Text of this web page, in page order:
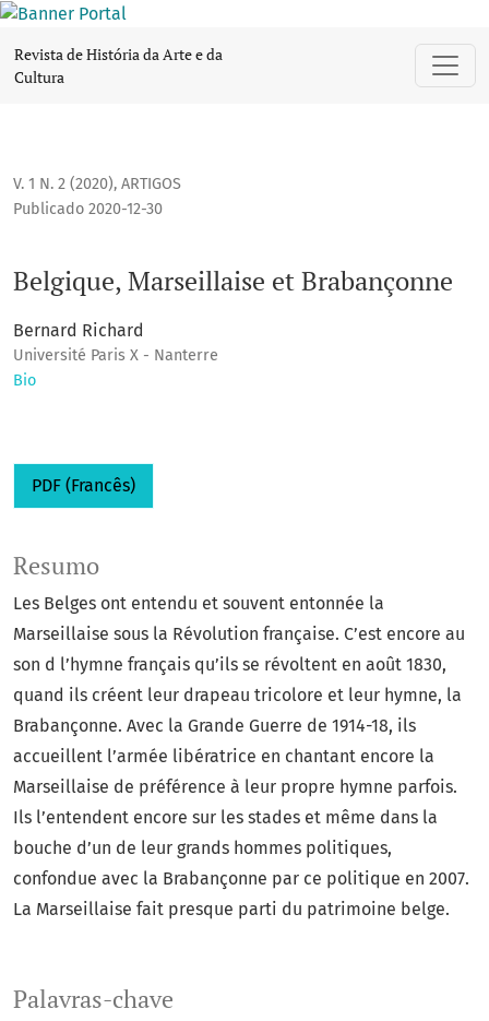
Revista de História da Arte e da
Cultura
V. 1 N. 2 (2020), ARTIGOS
Belgique, Marseillaise et Brabançonne
Publicado 2020-12-30
Bernard Richard
Université Paris X - Nanterre
Bio
PDF (Francês)
Palavras-chave
Resumo
Les Belges ont entendu et souvent entonnée la
Marseillaise sous la Révolution française. C’est encore au
son d l’hymne français qu’ils se révoltent en août 1830,
quand ils créent leur drapeau tricolore et leur hymne, la
Brabançonne. Avec la Grande Guerre de 1914-18, ils
accueillent l’armée libératrice en chantant encore la
Marseillaise de préférence à leur propre hymne parfois.
Ils l’entendent encore sur les stades et même dans la
bouche d’un de leur grands hommes politiques,
confondue avec la Brabançonne par ce politique en 2007.
La Marseillaise fait presque parti du patrimoine belge.